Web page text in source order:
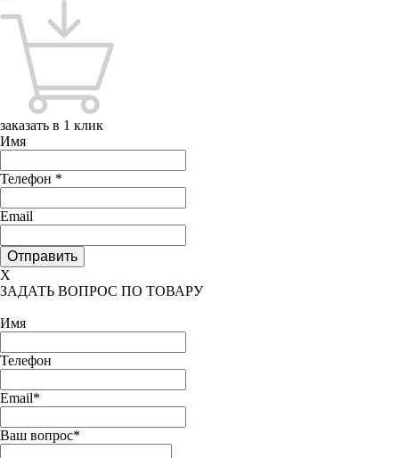
заказать в 1 клик
Имя
Телефон *
Email
X
ЗАДАТЬ ВОПРОС ПО ТОВАРУ
Имя
Телефон
Email*
Ваш вопрос*